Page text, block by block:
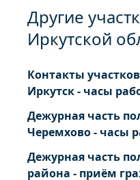
Другие
Иркутской
Контакты
Иркутск - часы
Дежурная часть
Черемхово - часы
Дежурная часть
района - приём